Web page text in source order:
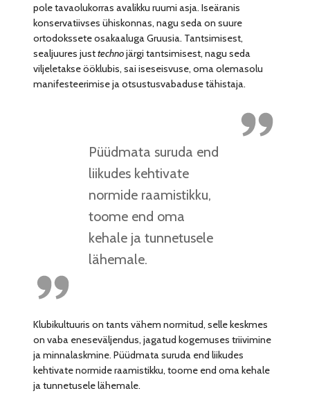
pole tavaolukorras avalikku ruumi asja. Iseäranis
konservatiivses ühiskonnas, nagu seda on suure
ortodokssete osakaaluga Gruusia. Tantsimisest,
sealjuures justtechnojärgi tantsimisest, nagu seda
viljeletakse ööklubis, sai iseseisvuse, oma olemasolu
manifesteerimise ja otsustusvabaduse tähistaja.
Püüdmata suruda end
liikudes kehtivate
normide raamistikku,
toome end oma
kehale ja tunnetusele
lähemale.
Klubikultuuris on tants vähem normitud, selle keskmes
on vaba eneseväljendus, jagatud kogemuses triivimine
ja minnalaskmine. Püüdmata suruda end liikudes
kehtivate normide raamistikku, toome end oma kehale
ja tunnetusele lähemale.